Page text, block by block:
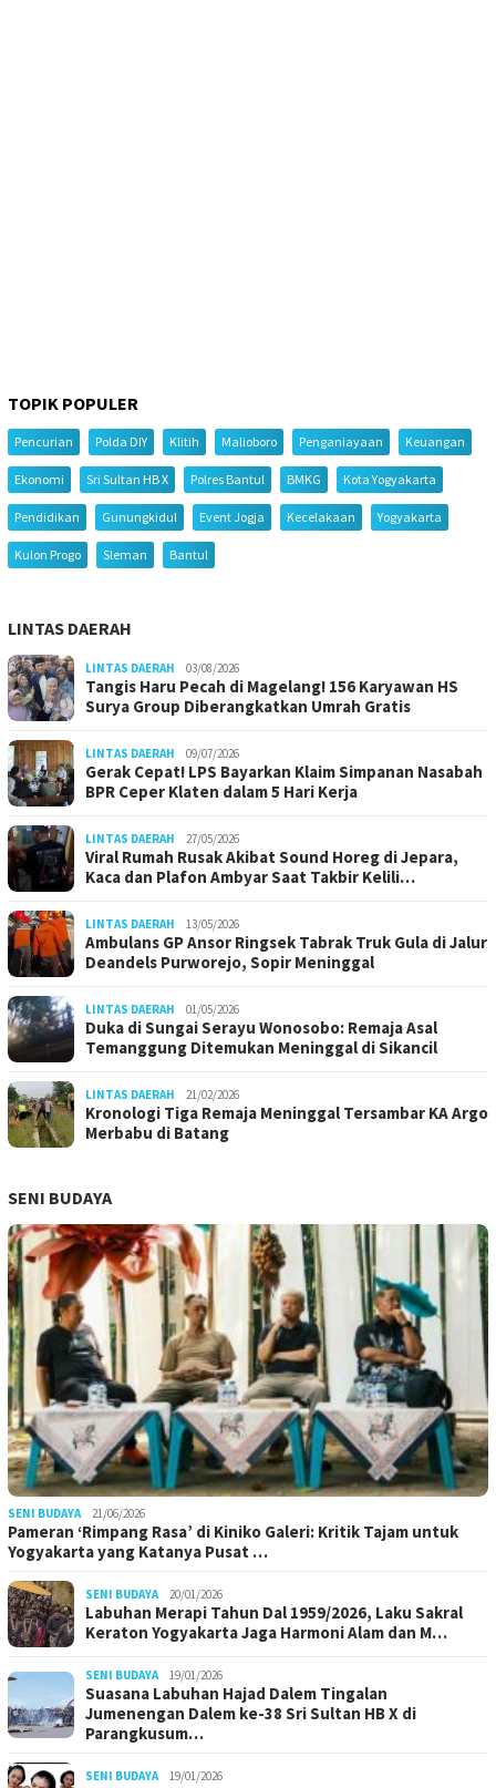
TOPIK POPULER
Pencurian Polda DIY Klitih Malioboro Penganiayaan Keuangan
Ekonomi Sri Sultan HB X Polres Bantul BMKG Kota Yogyakarta
Pendidikan Gunungkidul Event Jogja Kecelakaan Yogyakarta
Kulon Progo Sleman Bantul
LINTAS DAERAH
LINTAS DAERAH 03/08/2026
Tangis Haru Pecah di Magelang! 156 Karyawan HS
Surya Group Diberangkatkan Umrah Gratis
LINTAS DAERAH 09/07/2026
Gerak Cepat! LPS Bayarkan Klaim Simpanan Nasabah
BPR Ceper Klaten dalam 5 Hari Kerja
LINTAS DAERAH 27/05/2026
Viral Rumah Rusak Akibat Sound Horeg di Jepara,
Kaca dan Plafon Ambyar Saat Takbir Kelili…
LINTAS DAERAH 13/05/2026
Ambulans GP Ansor Ringsek Tabrak Truk Gula di Jalur
Deandels Purworejo, Sopir Meninggal
LINTAS DAERAH 01/05/2026
Duka di Sungai Serayu Wonosobo: Remaja Asal
Temanggung Ditemukan Meninggal di Sikancil
LINTAS DAERAH 21/02/2026
Kronologi Tiga Remaja Meninggal Tersambar KA Argo
Merbabu di Batang
SENI BUDAYA
SENI BUDAYA 21/06/2026
Pameran ‘Rimpang Rasa’ di Kiniko Galeri: Kritik Tajam untuk
Yogyakarta yang Katanya Pusat …
SENI BUDAYA 20/01/2026
Labuhan Merapi Tahun Dal 1959/2026, Laku Sakral
Keraton Yogyakarta Jaga Harmoni Alam dan M…
SENI BUDAYA 19/01/2026
Suasana Labuhan Hajad Dalem Tingalan
Jumenengan Dalem ke-38 Sri Sultan HB X di
Parangkusum…
SENI BUDAYA 19/01/2026